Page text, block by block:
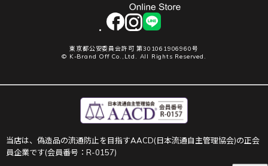
facebookinstagram
LINE
東京都公安委員会許可 第301061906960号
© K-Brand Off Co.,Ltd. All Rights Reserved.
当店は、偽造品の流通防止を目指すAACD(日本流通自主管理協会)の正会
員企業です(会員番号：R-0157)